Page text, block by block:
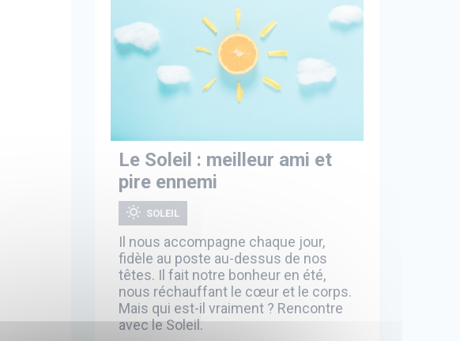
Le Soleil : meilleur ami et
pire ennemi
SOLEIL
Il nous accompagne chaque jour,
fidèle au poste au-dessus de nos
têtes. Il fait notre bonheur en été,
nous réchauffant le cœur et le corps.
Mais qui est-il vraiment ? Rencontre
avec le Soleil.